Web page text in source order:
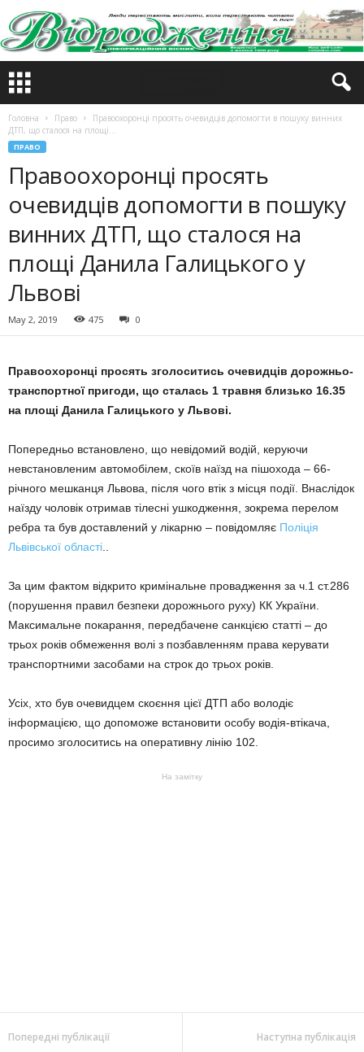
Головна Право
Правоохоронці просять очевидців допомогти в пошуку винних
ДТП, що сталося на площі...
ПРАВО
Правоохоронці просять
очевидців допомогти в пошуку
винних ДТП, що сталося на
площі Данила Галицького у
Львові
May 2, 2019 475 0
Правоохоронці просять зголоситись очевидців дорожньо-
транспортної пригоди, що сталась 1 травня близько 16.35
на площі Данила Галицького у Львові.
Попередньо встановлено, що невідомий водій, керуючи
невстановленим автомобілем, скоїв наїзд на пішохода – 66-
річного мешканця Львова, після чого втік з місця події. Внаслідок
наїзду чоловік отримав тілесні ушкодження, зокрема перелом
ребра та був доставлений у лікарню – повідомляє Поліція
Львівської області
За цим фактом відкрито кримінальне провадження за ч.1 ст.286
(порушення правил безпеки дорожнього руху) КК України.
Максимальне покарання, передбачене санкцією статті – до
трьох років обмеження волі з позбавленням права керувати
транспортними засобами на строк до трьох років.
Усіх, хто був очевидцем скоєння цієї ДТП або володіє
інформацією, що допоможе встановити особу водія-втікача,
просимо зголоситись на оперативну лінію 102.
На замітку
Попередні публікації Наступна публікація